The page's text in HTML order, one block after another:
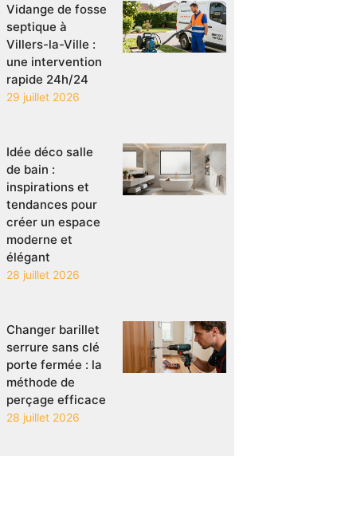
Vidange de fosse
septique à
Villers-la-Ville :
une intervention
rapide 24h/24
29 juillet 2026
Idée déco salle
de bain :
inspirations et
tendances pour
créer un espace
moderne et
élégant
28 juillet 2026
Changer barillet
serrure sans clé
porte fermée : la
méthode de
perçage efficace
28 juillet 2026